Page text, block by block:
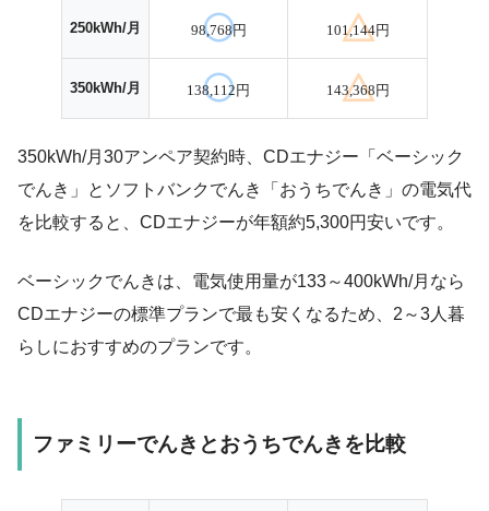
250kWh/月 98,768円 101,144円
350kWh/月 138,112円 143,368円
350kWh/月30アンペア契約時、CDエナジー「ベーシック
でんき」とソフトバンクでんき「おうちでんき」の電気代
を比較すると、CDエナジーが年額約5,300円安いです。
ベーシックでんきは、電気使用量が133～400kWh/月なら
CDエナジーの標準プランで最も安くなるため、2～3人暮
らしにおすすめのプランです。
ファミリーでんきとおうちでんきを比較